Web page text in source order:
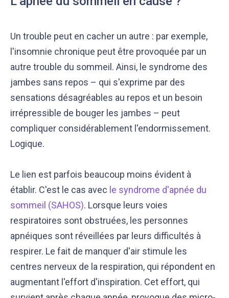
Un trouble peut en cacher un autre : par exemple,
l'insomnie chronique peut être provoquée par un
autre trouble du sommeil. Ainsi, le syndrome des
jambes sans repos – qui s'exprime par des
sensations désagréables au repos et un besoin
irrépressible de bouger les jambes – peut
compliquer considérablement l'endormissement.
Logique.
Le lien est parfois beaucoup moins évident à
établir. C'est le cas avec le syndrome d'apnée du
sommeil (SAHOS). Lorsque leurs voies
respiratoires sont obstruées, les personnes
apnéiques sont réveillées par leurs difficultés à
respirer. Le fait de manquer d'air stimule les
centres nerveux de la respiration, qui répondent en
augmentant l'effort d'inspiration. Cet effort, qui